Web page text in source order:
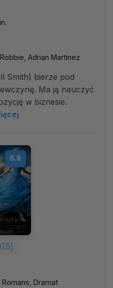
Robbie, Adrian Martinez
Smith) bierze pod
Ma ją nauczyć
w biznesie.
6.8
Romans, Dramat